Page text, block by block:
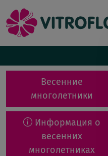
Весенние
многолетники
Информация о
весенних
многолетниках